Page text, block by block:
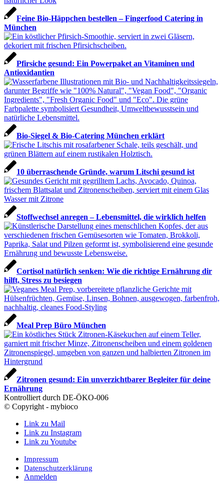
Feine Bio-Häppchen bestellen – Fingerfood Catering in
München
Pfirsiche gesund: Ein Powerpaket an Vitaminen und
Antioxidantien
Bio-Siegel & Bio-Catering München erklärt
10 überraschende Gründe, warum Litschi gesund ist
Stoffwechsel anregen – Lebensmittel, die wirklich helfen
Cortisol natürlich senken: Wie die richtige Ernährung dir
hilft, Stress zu besiegen
Meal Prep Büro München
Zitronen gesund: Ein unverzichtbarer Begleiter für deine
Ernährung
Kontrolliert durch DE-ÖKO-006
© Copyright - mybioco
Link zu Mail
Link zu Instagram
Link zu Youtube
Impressum
Datenschutzerklärung
Anmelden